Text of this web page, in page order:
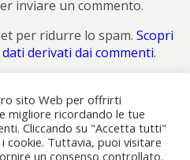
inviare un commento.
per ridurre lo spam. Scopri
derivati dai commenti.
su
sito Web per offrirti
migliore ricordando le tue
Cliccando su "Accetta tutti"
cookie. Tuttavia, puoi visitare
un consenso controllato.